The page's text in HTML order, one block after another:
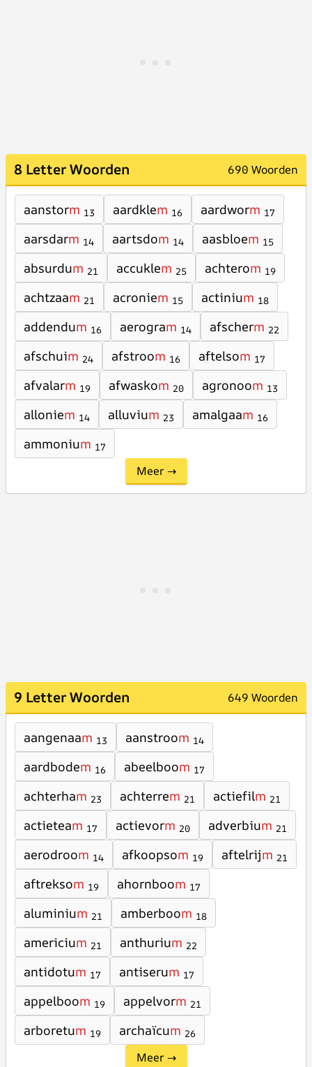
8 Letter Woorden 690 Woorden
aanstorm 13 aardklem 16 aardworm 17
aarsdarm 14 aartsdom 14 aasbloem 15
absurdum 21 accuklem 25 achterom 19
achtzaam 21 acroniem 15 actinium 18
addendum 16 aerogram 14 afscherm 22
afschuim 24 afstroom 16 aftelsom 17
afvalarm 19 afwaskom 20 agronoom 13
alloniem 14 alluvium 23 amalgaam 16
ammonium 17
Meer →
9 Letter Woorden 649 Woorden
aangenaam 13 aanstroom 14
aardbodem 16 abeelboom 17
achterham 23 achterrem 21 actiefilm 21
actieteam 17 actievorm 20 adverbium 21
aerodroom 14 afkoopsom 19 aftelrijm 21
aftreksom 19 ahornboom 17
aluminium 21 amberboom 18
americium 21 anthurium 22
antidotum 17 antiserum 17
appelboom 19 appelvorm 21
arboretum 19 archaïcum 26
Meer →